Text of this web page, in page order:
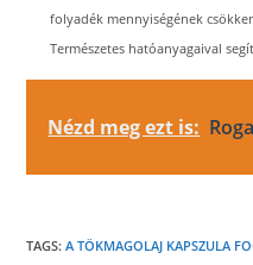
folyadék mennyiségének
Természetes hatóanyagaival
Nézd meg ezt is:
TAGS:A TÖKMAGOLAJ KAPSZULA